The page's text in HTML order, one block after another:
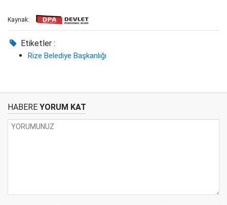
Kaynak:
Etiketler :
Rize Belediye Başkanlığı
HABERE YORUM KAT